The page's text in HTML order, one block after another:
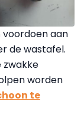
voordoen aan
de wastafel.
zwakke
worden
te